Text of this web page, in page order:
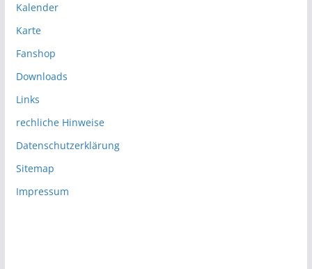
Kalender
Karte
Fanshop
Downloads
Links
rechliche Hinweise
Datenschutzerklärung
Sitemap
Impressum